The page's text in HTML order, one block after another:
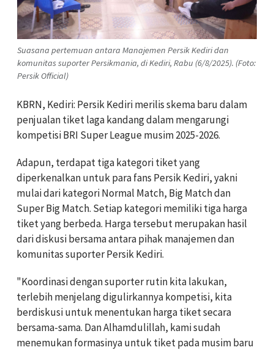
Suasana pertemuan antara Manajemen Persik Kediri dan
komunitas suporter Persikmania, di Kediri, Rabu (6/8/2025). (Foto:
Persik Official)
KBRN, Kediri: Persik Kediri merilis skema baru dalam
penjualan tiket laga kandang dalam mengarungi
kompetisi BRI Super League musim 2025-2026.
Adapun, terdapat tiga kategori tiket yang
diperkenalkan untuk para fans Persik Kediri, yakni
mulai dari kategori Normal Match, Big Match dan
Super Big Match. Setiap kategori memiliki tiga harga
tiket yang berbeda. Harga tersebut merupakan hasil
dari diskusi bersama antara pihak manajemen dan
komunitas suporter Persik Kediri.
"Koordinasi dengan suporter rutin kita lakukan,
terlebih menjelang digulirkannya kompetisi, kita
berdiskusi untuk menentukan harga tiket secara
bersama-sama. Dan Alhamdulillah, kami sudah
menemukan formasinya untuk tiket pada musim baru